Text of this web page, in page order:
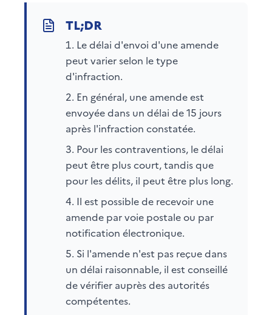
Le délai d'envoi d'une amende
peut varier selon le type
d'infraction.
En général, une amende est
envoyée dans un délai de 15 jours
après l'infraction constatée.
Pour les contraventions, le délai
peut être plus court, tandis que
pour les délits, il peut être plus long.
Il est possible de recevoir une
amende par voie postale ou par
notification électronique.
Si l'amende n'est pas reçue dans
un délai raisonnable, il est conseillé
de vérifier auprès des autorités
compétentes.